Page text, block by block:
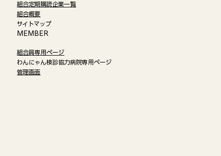
組合定期購読企業一覧
組合概要
サイトマップ
​MEMBER
組合員専用ページ
わんにゃん検診協力病院専用ページ
管理画面